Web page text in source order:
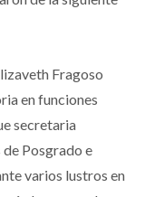
Fragoso
en funciones
secretaria
Posgrado e
varios lustros en